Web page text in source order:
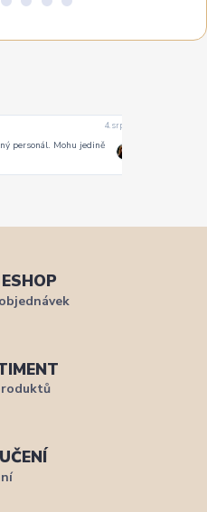
4. srpna
personál. Mohu jedině